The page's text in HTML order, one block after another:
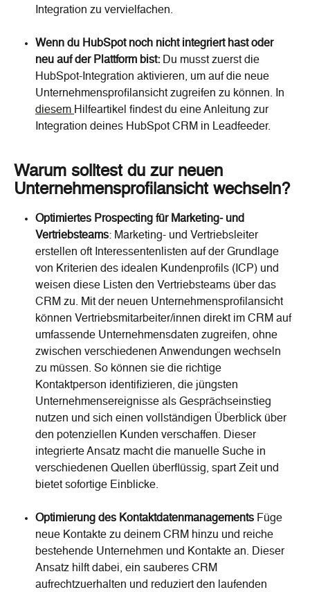
Integration zu vervielfachen.
Wenn du HubSpot noch nicht integriert hast oder
neu auf der Plattform bist: Du musst zuerst die
HubSpot-Integration aktivieren, um auf die neue
Unternehmensprofilansicht zugreifen zu können. In
diesem Hilfeartikel findest du eine Anleitung zur
Integration deines HubSpot CRM in Leadfeeder.
Warum solltest du zur neuen
Unternehmensprofilansicht wechseln?
Optimiertes Prospecting für Marketing- und
Vertriebsteams: Marketing- und Vertriebsleiter
erstellen oft Interessentenlisten auf der Grundlage
von Kriterien des idealen Kundenprofils (ICP) und
weisen diese Listen den Vertriebsteams über das
CRM zu. Mit der neuen Unternehmensprofilansicht
können Vertriebsmitarbeiter/innen direkt im CRM auf
umfassende Unternehmensdaten zugreifen, ohne
zwischen verschiedenen Anwendungen wechseln
zu müssen. So können sie die richtige
Kontaktperson identifizieren, die jüngsten
Unternehmensereignisse als Gesprächseinstieg
nutzen und sich einen vollständigen Überblick über
den potenziellen Kunden verschaffen. Dieser
integrierte Ansatz macht die manuelle Suche in
verschiedenen Quellen überflüssig, spart Zeit und
bietet sofortige Einblicke.
Optimierung des Kontaktdatenmanagements Füge
neue Kontakte zu deinem CRM hinzu und reiche
bestehende Unternehmen und Kontakte an. Dieser
Ansatz hilft dabei, ein sauberes CRM
aufrechtzuerhalten und reduziert den laufenden